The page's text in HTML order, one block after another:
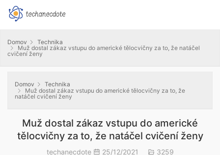
Domov
Technika
Muž dostal zákaz vstupu do americké tělocvičny za to, že natáčel
cvičení ženy
Domov
Technika
Muž dostal zákaz vstupu do americké tělocvičny za to, že
natáčel cvičení ženy
Muž dostal zákaz vstupu do americké
tělocvičny za to, že natáčel cvičení ženy
techanecdote 25/12/2021 3259